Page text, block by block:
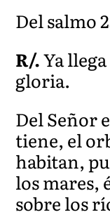
Del salmo
R/.Ya
gloria.
Del Señor
tiene, el
habitan,
los mares,
sobre los